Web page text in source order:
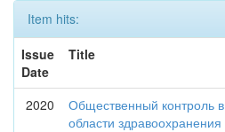
Item hits:
Issue
Date
Title
2020
Общественный контроль в
области здравоохранения